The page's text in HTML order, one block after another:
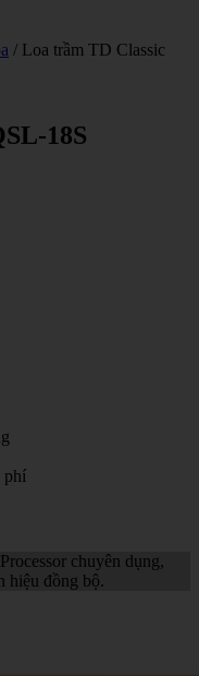
/ Loa trầm TD Classic
18S
phí
chuyên dụng,
hiệu đồng bộ.